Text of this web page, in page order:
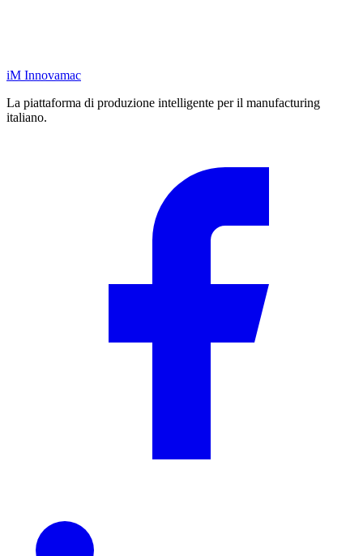
iM Innovamac
La piattaforma di produzione intelligente per il manufacturing
italiano.